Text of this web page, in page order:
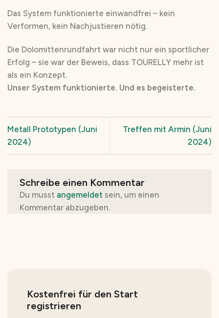
Das System funktionierte einwandfrei – kein
Verformen, kein Nachjustieren nötig.
Die Dolomittenrundfahrt war nicht nur ein sportlicher
Erfolg – sie war der Beweis, dass TOURELLY mehr ist
als ein Konzept.
Unser System funktionierte. Und es begeisterte.
Metall Prototypen (Juni
2024)
Treffen mit Armin (Juni
2024)
Schreibe einen Kommentar
Du musst angemeldet sein, um einen
Kommentar abzugeben.
Kostenfrei für den Start
registrieren